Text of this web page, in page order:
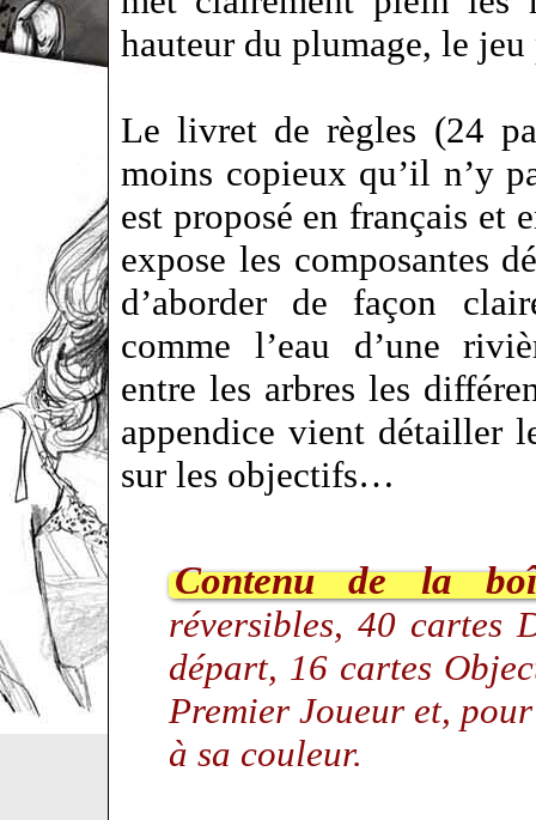
hauteur du plumage, le
Le livret de règles (24
moins copieux qu’il n’y
est proposé en français
expose les composantes
d’aborder de façon
comme l’eau d’une
entre les arbres les
appendice vient détailler
sur les objectifs…
Contenu de la
réversibles, 40 cartes
départ, 16 cartes
Premier Joueur et,
à sa couleur.